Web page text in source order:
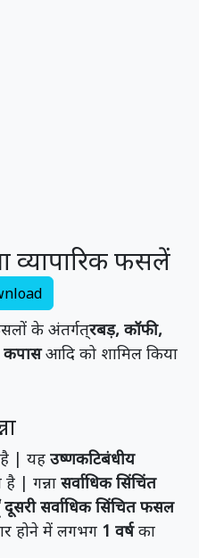
फसलें
के अंतर्गत्रबड़, कॉफी,
कपासआदि को शामिल किया
है | यह उष्णकटिबंधीय
| गन्ना सर्वाधिक सिंचिंत
सर्वाधिक सिंचित फसल
होने में लगभग 1 वर्षका